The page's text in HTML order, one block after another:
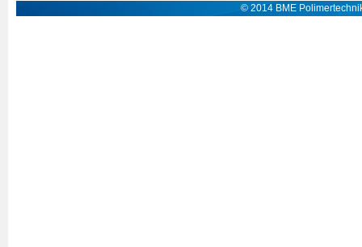
© 2014 BME